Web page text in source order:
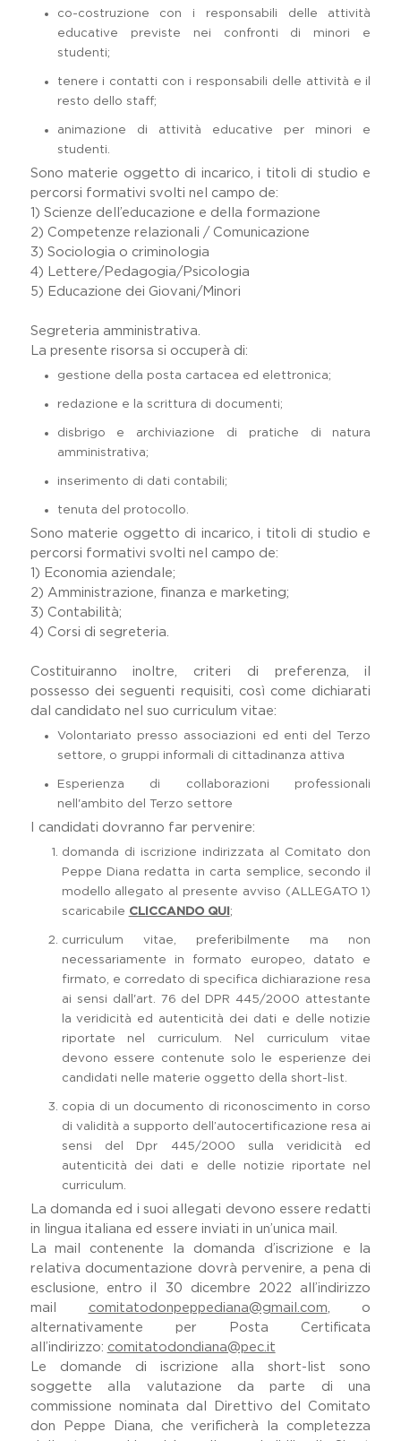
co-costruzione con i responsabili delle attività
educative previste nei confronti di minori e
studenti;
tenere i contatti con i responsabili delle attività e il
resto dello staff;
animazione di attività educative per minori e
studenti.
Sono materie oggetto di incarico, i titoli di studio e
percorsi formativi svolti nel campo de:
1) Scienze dell’educazione e della formazione
2) Competenze relazionali / Comunicazione
3) Sociologia o criminologia
4) Lettere/Pedagogia/Psicologia
5) Educazione dei Giovani/Minori
Segreteria amministrativa.
La presente risorsa si occuperà di:
gestione della posta cartacea ed elettronica;
redazione e la scrittura di documenti;
disbrigo e archiviazione di pratiche di natura
amministrativa;
inserimento di dati contabili;
tenuta del protocollo.
Sono materie oggetto di incarico, i titoli di studio e
percorsi formativi svolti nel campo de:
1) Economia aziendale;
2) Amministrazione, finanza e marketing;
3) Contabilità;
4) Corsi di segreteria.
Costituiranno inoltre, criteri di preferenza, il
possesso dei seguenti requisiti, così come dichiarati
dal candidato nel suo curriculum vitae:
Volontariato presso associazioni ed enti del Terzo
settore, o gruppi informali di cittadinanza attiva
Esperienza di collaborazioni professionali
nell'ambito del Terzo settore
I candidati dovranno far pervenire:
domanda di iscrizione indirizzata al Comitato don
Peppe Diana redatta in carta semplice, secondo il
modello allegato al presente avviso (ALLEGATO 1)
scaricabile CLICCANDO QUI ;
curriculum vitae, preferibilmente ma non
necessariamente in formato europeo, datato e
firmato, e corredato di specifica dichiarazione resa
ai sensi dall'art. 76 del DPR 445/2000 attestante
la veridicità ed autenticità dei dati e delle notizie
riportate nel curriculum. Nel curriculum vitae
devono essere contenute solo le esperienze dei
candidati nelle materie oggetto della short-list.
copia di un documento di riconoscimento in corso
di validità a supporto dell’autocertificazione resa ai
sensi del Dpr 445/2000 sulla veridicità ed
autenticità dei dati e delle notizie riportate nel
curriculum.
La domanda ed i suoi allegati devono essere redatti
in lingua italiana ed essere inviati in un’unica mail.
La mail contenente la domanda d’iscrizione e la
relativa documentazione dovrà pervenire, a pena di
esclusione, entro il 30 dicembre 2022 all’indirizzo
mail comitatodonpeppediana@gmail.com, o
alternativamente per Posta Certificata
all’indirizzo: comitatodondiana@pec.it
Le domande di iscrizione alla short-list sono
soggette alla valutazione da parte di una
commissione nominata dal Direttivo del Comitato
don Peppe Diana, che verificherà la completezza